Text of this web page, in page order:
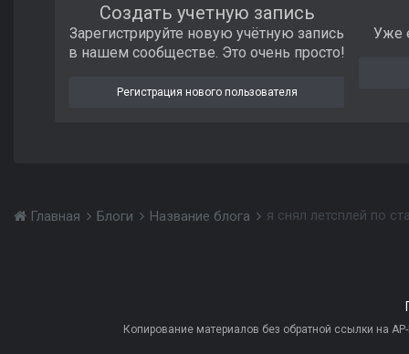
Создать учетную запись
Зарегистрируйте новую учётную запись
в нашем сообществе. Это очень просто!
Регистрация нового пользователя
Уже
Главная Блоги Название блога я снял летсплей по
Копирование материалов без обратной ссылки на